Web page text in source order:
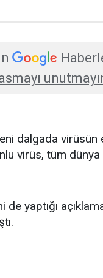
dalgada
virüs, tüm dünya
de yaptığı